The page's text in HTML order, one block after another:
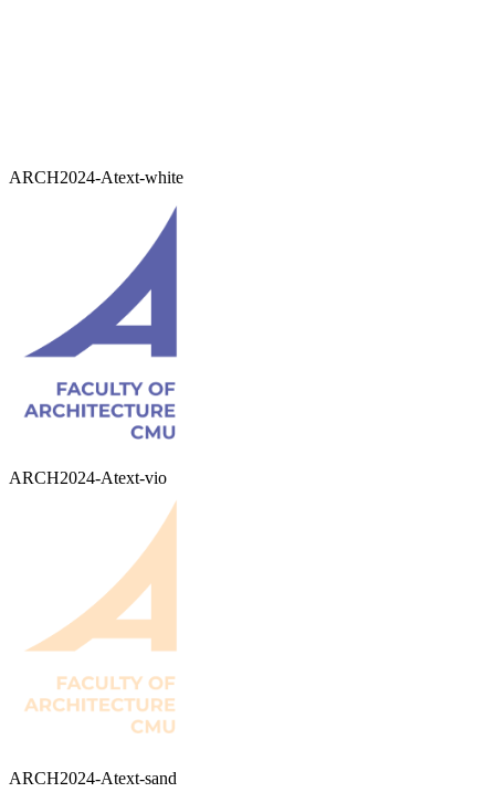
ARCH2024-Atext-white
ARCH2024-Atext-vio
ARCH2024-Atext-sand